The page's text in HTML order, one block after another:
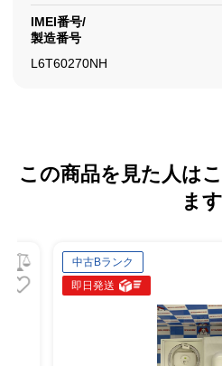
IMEI番号/
製造番号
L6T60270NH
この商品を見た人は
ます
中古Bランク
即日発送